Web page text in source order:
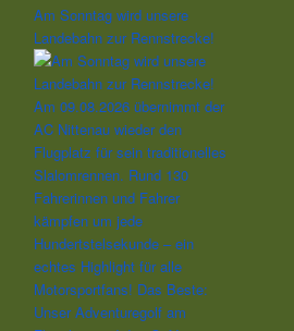
Am Sonntag wird unsere
Landebahn zur Rennstrecke!